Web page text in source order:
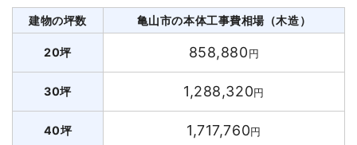
建物の坪数 亀山市の本体工事費相場（木造）
20坪 858,880円
30坪 1,288,320円
40坪 1,717,760円